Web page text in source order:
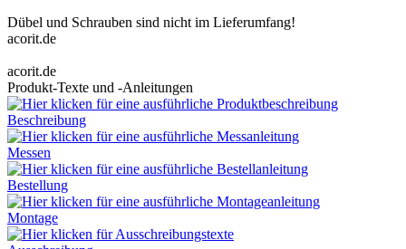
Dübel und Schrauben sind nicht im Lieferumfang!
acorit.de
acorit.de
Produkt-Texte und -Anleitungen
Beschreibung
Messen
Bestellung
Montage